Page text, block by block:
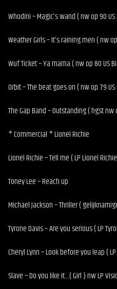
Whodini – Magic’s wand ( nw op 90
Weather Girls – It’s raining men ( nw
Wuf Ticket – Ya mama ( nw op 80 US
Orbit – The beat goes on ( nw op 79
The Gap Band – Outstanding ( hgst
* Commercial * Lionel Richie
Lionel Richie – Tell me ( LP Lionel
Toney Lee – Reach up
Michael Jackson – Thriller (
Tyrone Davis – Are you serious ( LP
Cheryl Lynn – Look before you leap (
Slave – Do you like it…( Girl ) nw LP